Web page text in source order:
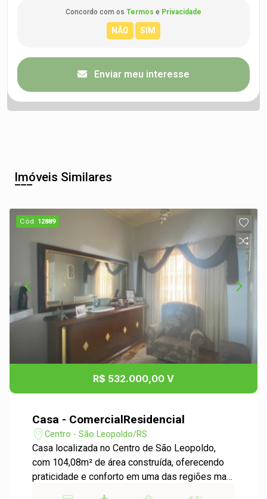
Concordo com os Termos e Privacidade
Enviar meu interesse
Imóveis Similares
Cód. 12889
R$ 532.000,00 V
Casa - ComercialResidencial
Centro - São Leopoldo/RS
Casa localizada no Centro de São Leopoldo,
com 104,08m² de área construída, oferecendo
praticidade e conforto em uma das regiões mais